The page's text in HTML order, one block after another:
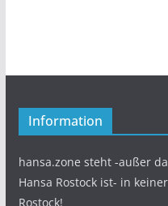
Information
hansa.zone steht -außer
Hansa Rostock ist- in
Rostock!